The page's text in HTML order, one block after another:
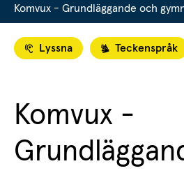
Komvux - Grundläggande och
Lyssna Teckenspråk
Komvux -